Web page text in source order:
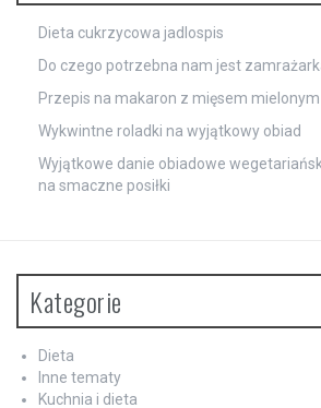
Dieta cukrzycowa jadlospis
Do czego potrzebna nam jest
Przepis na makaron z mięsem
Wykwintne roladki na wyjątkowy obiad
Wyjątkowe danie obiadowe
na smaczne posiłki
Kategorie
Dieta
Inne tematy
Kuchnia i dieta